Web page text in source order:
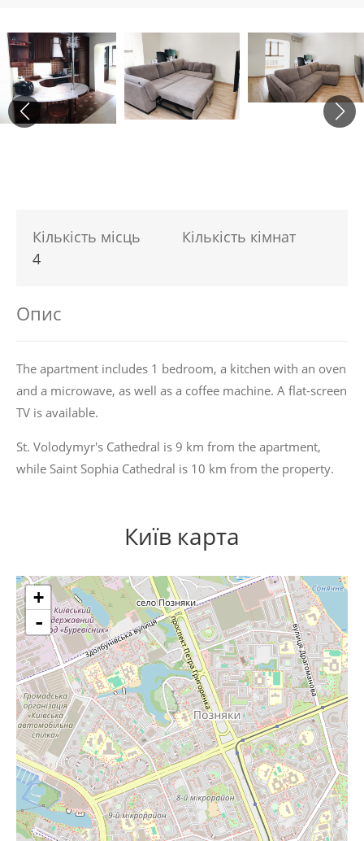
Кількість місць
4
Кількість кімнат
Опис
The apartment includes 1 bedroom, a kitchen with an oven
and a microwave, as well as a coffee machine. A flat-screen
TV is available.
St. Volodymyr's Cathedral is 9 km from the apartment,
while Saint Sophia Cathedral is 10 km from the property.
Київ карта
+
-